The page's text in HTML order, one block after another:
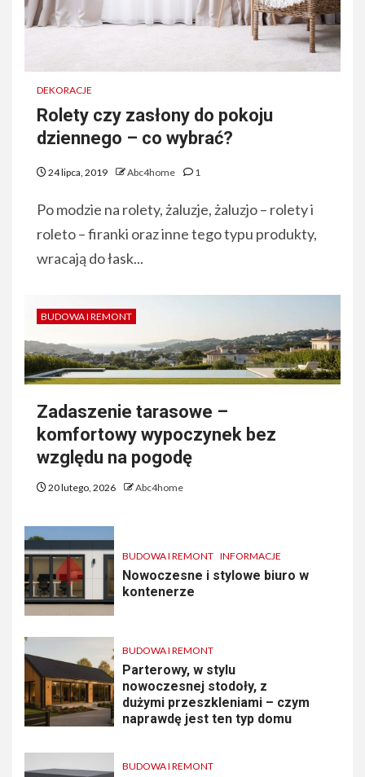
DEKORACJE
Rolety czy zasłony do pokoju
dziennego – co wybrać?
24 lipca, 2019 Abc4home 1
Po modzie na rolety, żaluzje, żaluzjo – rolety i
roleto – firanki oraz inne tego typu produkty,
wracają do łask...
BUDOWA I REMONT
Zadaszenie tarasowe –
komfortowy wypoczynek bez
względu na pogodę
20 lutego, 2026 Abc4home
BUDOWA I REMONT INFORMACJE
Nowoczesne i stylowe biuro w
kontenerze
BUDOWA I REMONT
Parterowy, w stylu
nowoczesnej stodoły, z
dużymi przeszkleniami – czym
naprawdę jest ten typ domu
BUDOWA I REMONT